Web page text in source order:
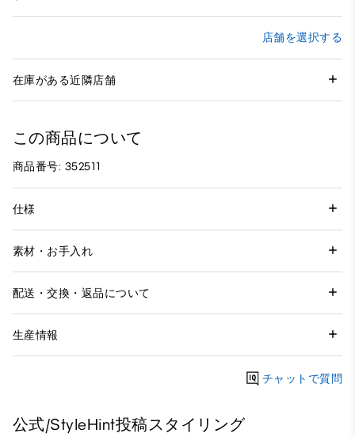
店舗を選択する
在庫がある近隣店舗
この商品について
商品番号: 352511
仕様
素材・お手入れ
配送・交換・返品について
生産情報
チャットで質問
公式/StyleHint投稿スタイリング